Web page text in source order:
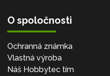
O spoločnosti
Ochranná známka
Vlastná výroba
Náš Hobbytec tím